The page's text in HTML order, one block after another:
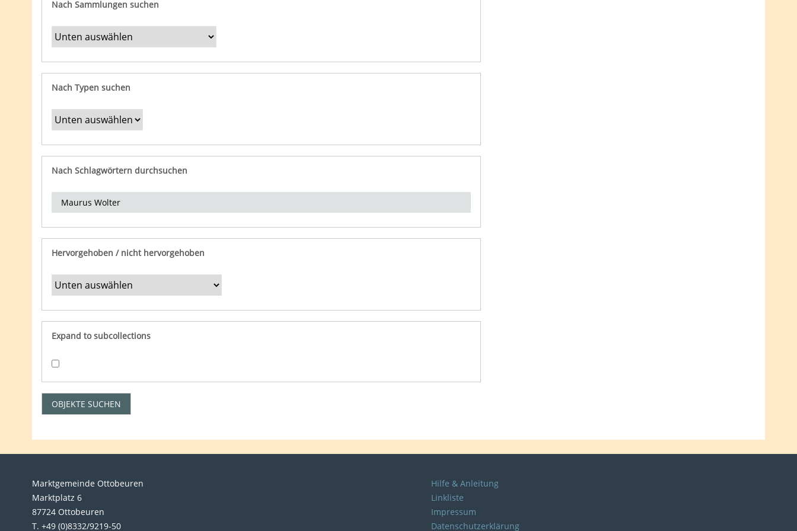
Nach Sammlungen suchen
Nach Typen suchen
Nach Schlagwörtern durchsuchen
Hervorgehoben / nicht hervorgehoben
Expand to subcollections
Marktgemeinde Ottobeuren
Marktplatz 6
87724 Ottobeuren
T. +49 (0)8332/9219-50
Hilfe & Anleitung
Linkliste
Impressum
Datenschutzerklärung